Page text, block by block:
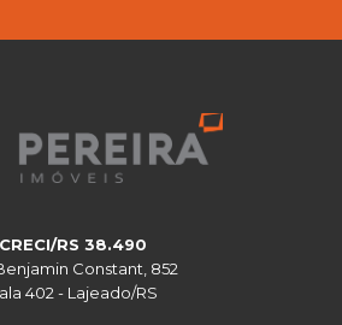
CRECI/RS 38.490
Constant, 852
402 - Lajeado/RS